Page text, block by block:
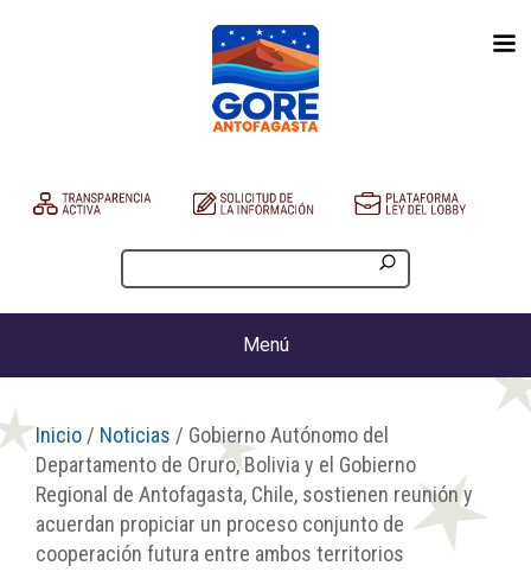
Menú
Inicio / Noticias / Gobierno Autónomo del
Departamento de Oruro, Bolivia y el Gobierno
Regional de Antofagasta, Chile, sostienen reunión y
acuerdan propiciar un proceso conjunto de
cooperación futura entre ambos territorios